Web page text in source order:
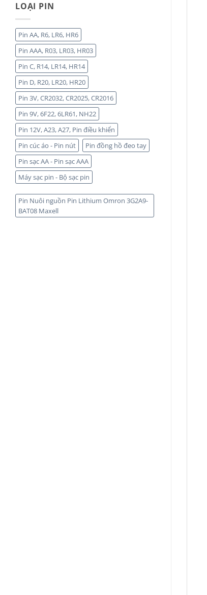
LOẠI PIN
Pin AA, R6, LR6, HR6
Pin AAA, R03, LR03, HR03
Pin C, R14, LR14, HR14
Pin D, R20, LR20, HR20
Pin 3V, CR2032, CR2025, CR2016
Pin 9V, 6F22, 6LR61, NH22
Pin 12V, A23, A27, Pin điều khiển
Pin cúc áo - Pin nút
Pin đồng hồ đeo tay
Pin sạc AA - Pin sạc AAA
Máy sạc pin - Bộ sạc pin
Pin Nuôi nguồn Pin Lithium Omron 3G2A9-
BAT08 Maxell